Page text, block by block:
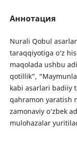
Аннотация
Nurali Qobul
taraqqiyotiga o‘z
maqolada ushbu
qotillik”,
kabi asarlari badiiy
qahramon yaratish
zamonaviy o‘zbek
mulohazalar